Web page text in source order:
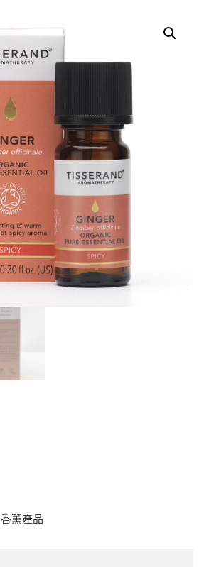
香薰產品